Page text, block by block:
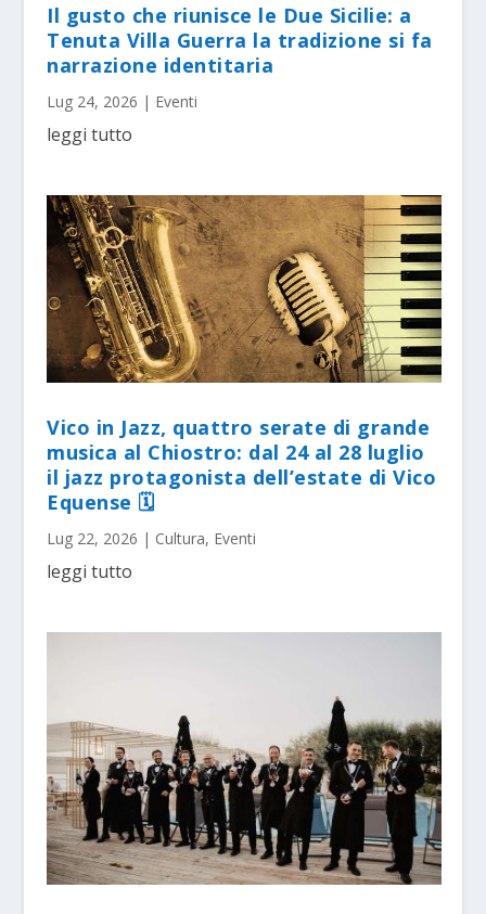
Il gusto che riunisce le Due Sicilie: a
Tenuta Villa Guerra la tradizione si fa
narrazione identitaria
Lug 24, 2026 | Eventi
leggi tutto
Vico in Jazz, quattro serate di grande
musica al Chiostro: dal 24 al 28 luglio
il jazz protagonista dell’estate di Vico
Equense 🗓
Lug 22, 2026 | Cultura, Eventi
leggi tutto